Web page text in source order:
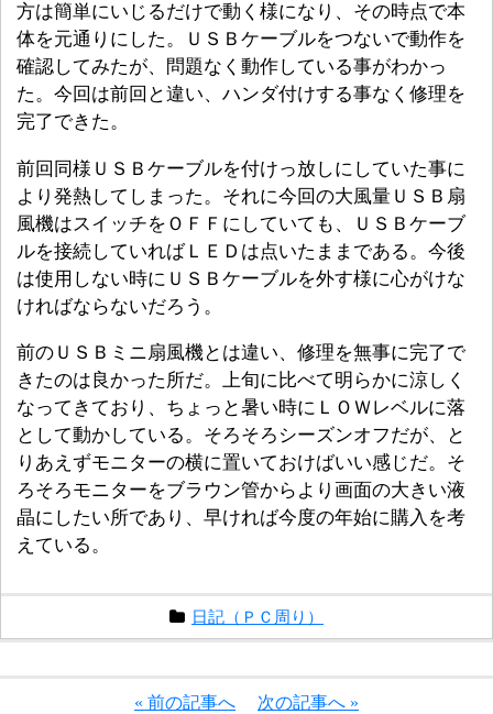
方は簡単にいじるだけで動く様になり、その時点で本
体を元通りにした。ＵＳＢケーブルをつないで動作を
確認してみたが、問題なく動作している事がわかっ
た。今回は前回と違い、ハンダ付けする事なく修理を
完了できた。
前回同様ＵＳＢケーブルを付けっ放しにしていた事に
より発熱してしまった。それに今回の大風量ＵＳＢ扇
風機はスイッチをＯＦＦにしていても、ＵＳＢケーブ
ルを接続していればＬＥＤは点いたままである。今後
は使用しない時にＵＳＢケーブルを外す様に心がけな
ければならないだろう。
前のＵＳＢミニ扇風機とは違い、修理を無事に完了で
きたのは良かった所だ。上旬に比べて明らかに涼しく
なってきており、ちょっと暑い時にＬＯＷレベルに落
として動かしている。そろそろシーズンオフだが、と
りあえずモニターの横に置いておけばいい感じだ。そ
ろそろモニターをブラウン管からより画面の大きい液
晶にしたい所であり、早ければ今度の年始に購入を考
えている。
日記（ＰＣ周り）
« 前の記事へ 次の記事へ »